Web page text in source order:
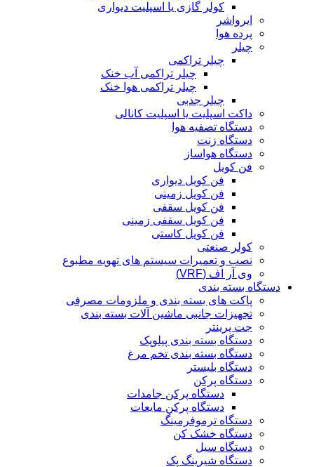
کولر گازی یا اسپلیت دیواری
ایرواشر
پرده هوا
چیلر
چیلر تراکمی
چیلر تراکمی آب خنک
چیلر تراکمی هوا خنک
چیلر جذبی
داکت اسپلیت یا اسپلیت کانالی
دستگاه تصفیه هوا
دستگاه زنت
دستگاه هواساز
فن کویل
فن کویل دیواری
فن کویل زمینی
فن کویل سقفی
فن کویل سقفی زمینی
فن کویل کاستی
کولر صنعتی
نصب و تعمیرات سیستم های تهویه مطبوع
وی آر اف (VRF)
دستگاه بسته بندی
پاکت های بسته بندی و ملزومات مصرفی
تجهیزات جانبی ماشین آلات بسته بندی
جت پرینتر
دستگاه بسته بندی پیلوپک
دستگاه بسته بندی تخم مرغ
دستگاه بلیستر
دستگاه پرکن
دستگاه پرکن جامدات
دستگاه پرکن مایعات
دستگاه ترموفرمینگ
دستگاه خشک کن
دستگاه سیل
دستگاه شیرینگ پک